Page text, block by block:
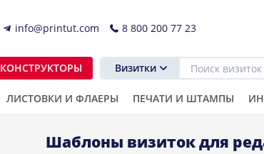
info@printut.com 8 800 200 77 23
КОНСТРУКТОРЫ Визитки
ЛИСТОВКИ И ФЛАЕРЫ ПЕЧАТИ И ШТАМПЫ
Шаблоны визиток для